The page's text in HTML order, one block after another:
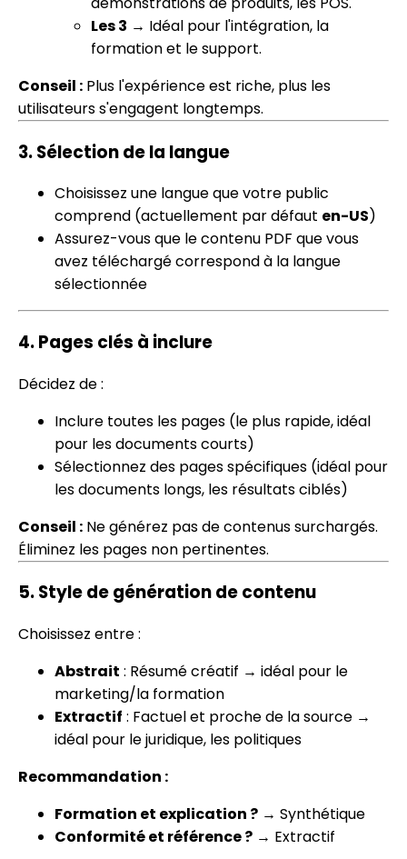
Les 3 → Idéal pour l'intégration, la
formation et le support.
Conseil : Plus l'expérience est riche, plus les
utilisateurs s'engagent longtemps.
3.Sélection de la langue
Choisissez une langue que votre public
comprend (actuellement par défaut en-US)
Assurez-vous que le contenu PDF que vous
avez téléchargé correspond à la langue
sélectionnée
4.Pages clés à inclure
Décidez de :
Inclure toutes les pages (le plus rapide, idéal
pour les documents courts)
Sélectionnez des pages spécifiques (idéal pour
les documents longs, les résultats ciblés)
Conseil : Ne générez pas de contenus surchargés.
Éliminez les pages non pertinentes.
5.Style de génération de contenu
Choisissez entre :
Abstrait : Résumé créatif → idéal pour le
marketing/la formation
Extractif : Factuel et proche de la source →
idéal pour le juridique, les politiques
Recommandation :
Formation et explication ? → Synthétique
Conformité et référence ? → Extractif